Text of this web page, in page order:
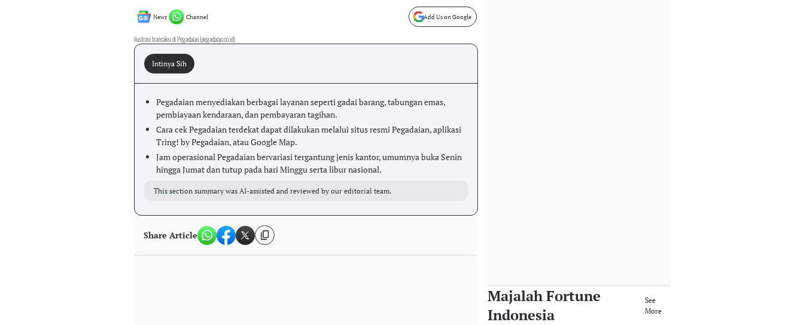
News Channel Add Us on Google
ilustrasi transaksi di Pegadaian (pegadaian.co.id)
Intinya Sih
Pegadaian menyediakan berbagai layanan seperti gadai barang, tabungan emas,
pembiayaan kendaraan, dan pembayaran tagihan.
Cara cek Pegadaian terdekat dapat dilakukan melalui situs resmi Pegadaian, aplikasi
Tring! by Pegadaian, atau Google Map.
Jam operasional Pegadaian bervariasi tergantung jenis kantor, umumnya buka Senin
hingga Jumat dan tutup pada hari Minggu serta libur nasional.
This section summary was AI-assisted and reviewed by our editorial team.
Share Article
Majalah Fortune
Indonesia
See
More